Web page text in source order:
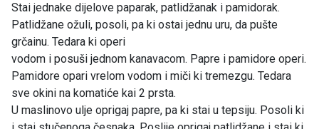
Stai jednake dijelove paparak, patlidžanak i pamidorak.
Patlidžane ožuli, posoli, pa ki ostai jednu uru, da pušte
grčainu. Tedara ki operi
vodom i posuši jednom kanavacom. Papre i pamidore operi.
Pamidore opari vrelom vodom i miči ki tremezgu. Tedara
sve okini na komatiće kai 2 prsta.
U maslinovo ulje oprigaj papre, pa ki stai u tepsiju. Posoli ki